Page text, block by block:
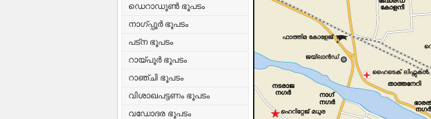
ഡെറാഡൂൺ ഭൂപടം
നാഗ്പ്പൂർ ഭൂപടം
പട്ന ഭൂപടം
റായ്‌പൂർ ഭൂപടം
റാഞ്ചി ഭൂപടം
വിശാഖപട്ടണം ഭൂപടം
വഡോദര ഭൂപടം